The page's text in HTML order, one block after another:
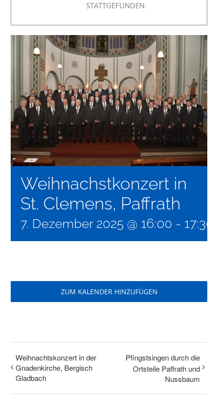
STATTGEFUNDEN.
Weihnachstkonzert in
St. Clemens, Paffrath
7. Dezember 2025 @ 16:00 - 17:30
ZUM KALENDER HINZUFÜGEN
Weihnachtskonzert in der
Gnadenkirche, Bergisch
Gladbach
Pfingstsingen durch die
Ortsteile Paffrath und
Nussbaum